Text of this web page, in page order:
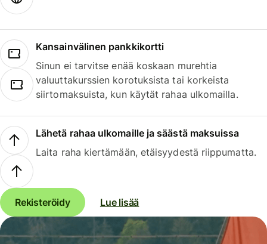
Kansainvälinen pankkikortti
Sinun ei tarvitse enää koskaan murehtia
valuuttakurssien korotuksista tai korkeista
siirtomaksuista, kun käytät rahaa ulkomailla.
Lähetä rahaa ulkomaille ja säästä maksuissa
Laita raha kiertämään, etäisyydestä riippumatta.
Rekisteröidy Lue lisää